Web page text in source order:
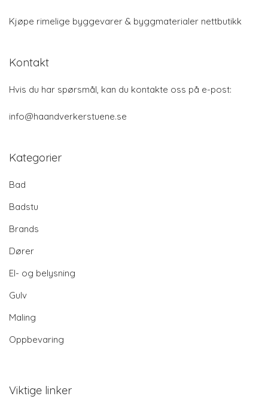
Kjøpe rimelige byggevarer & byggmaterialer nettbutikk
Kontakt
Hvis du har spørsmål, kan du kontakte oss på e-post:
info@haandverkerstuene.se
Kategorier
Bad
Badstu
Brands
Dører
El- og belysning
Gulv
Maling
Oppbevaring
Viktige linker